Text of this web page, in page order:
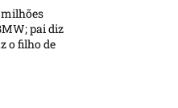
milhões
pai diz
o filho de